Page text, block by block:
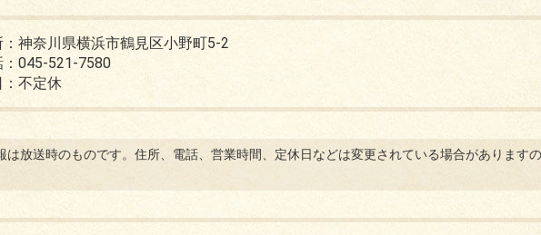
神奈川県横浜市鶴見区小野町5-2
045-521-7580
：不定休
は放送時のものです。住所、電話、営業時間、定休日などは変更されている場合があります